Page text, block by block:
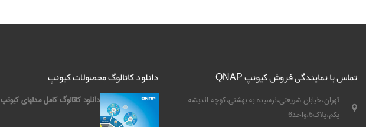
تماس با نمایندگی فروش کیونپ QNAP
تهران،خیابان شریعتی،نرسیده به بهشتی،کوچه اندیشه
یکم،پلاک5،واحد6
دانلود کاتالوگ محصولات کیونپ
دانلود کاتالوگ کامل مدلهای کیونپ